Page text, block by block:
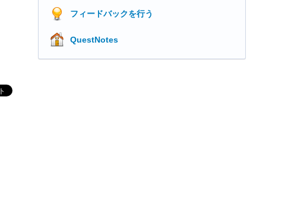
フィードバックを行う
QuestNotes